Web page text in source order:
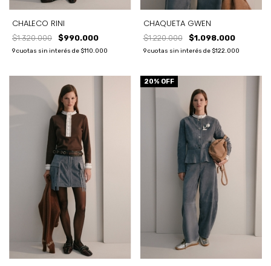
CHALECO RINI
$1.320.000 $990.000
9cuotas sin interés de $110.000
CHAQUETA GWEN
$1.220.000 $1.098.000
9 cuotas sin interés de $122.000
20% OFF